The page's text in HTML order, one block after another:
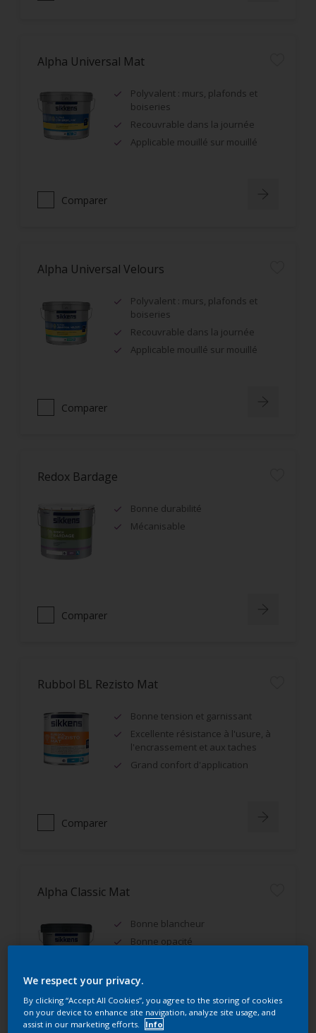
Alpha Universal Mat
Polyvalent : murs, plafonds et
boiseries
Recouvrable dans la journée
Applicable mouillé sur mouillé
Comparer
Alpha Universal Velours
Polyvalent : murs, plafonds et
boiseries
Recouvrable dans la journée
Applicable mouillé sur mouillé
Comparer
Redox Bardage
Bonne durabilité
Mécanisable
Comparer
Rubbol BL Rezisto Mat
Bonne tension et garnissant
Excellente résistance à l'usure, à
l'encrassement et aux taches
Grand confort d'application
Comparer
Alpha Classic Mat
Bonne blancheur
Bonne opacité
Comparer
We respect your privacy.
By clicking “Accept All Cookies”, you agree to the storing of cookies
on your device to enhance site navigation, analyze site usage, and
assist in our marketing efforts.
Info